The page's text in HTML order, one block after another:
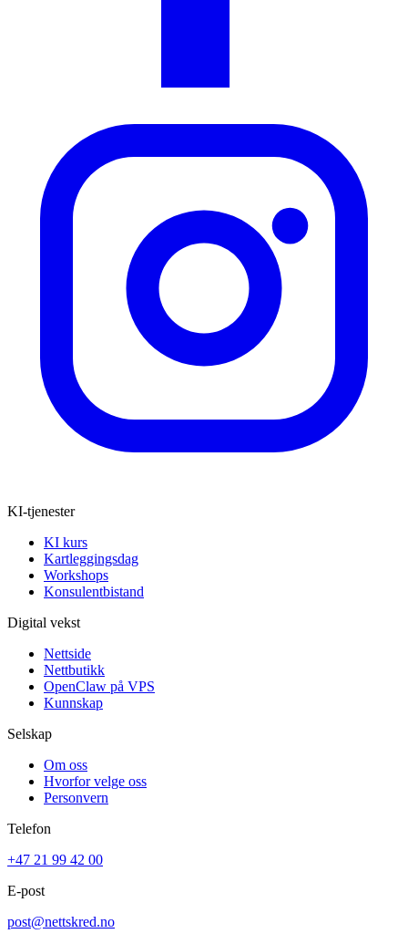
KI-tjenester
KI kurs
Kartleggingsdag
Workshops
Konsulentbistand
Digital vekst
Nettside
Nettbutikk
OpenClaw på VPS
Kunnskap
Selskap
Om oss
Hvorfor velge oss
Personvern
Telefon
+47 21 99 42 00
E-post
post@nettskred.no